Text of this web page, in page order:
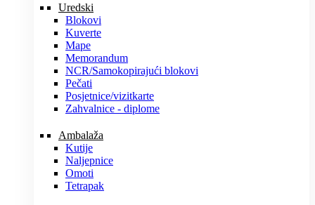
Uredski
Blokovi
Kuverte
Mape
Memorandum
NCR/Samokopirajući blokovi
Pečati
Posjetnice/vizitkarte
Zahvalnice - diplome
Ambalaža
Kutije
Naljepnice
Omoti
Tetrapak